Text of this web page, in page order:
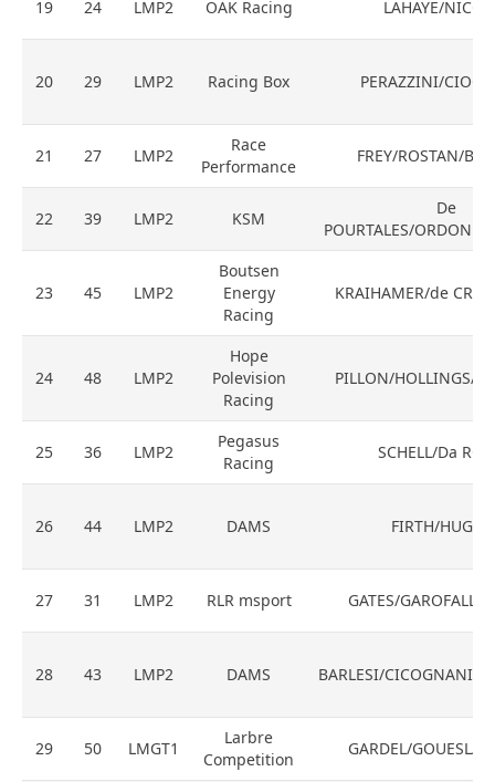
19 24 LMP2 OAK Racing LAHAYE/
20 29 LMP2 Racing Box PERAZZINI/
21 27 LMP2
Race
Performance
FREY/ROSTAN/
22 39 LMP2 KSM
De
POURTALES/
23 45 LMP2
Boutsen
Energy
Racing
KRAIHAMER/de
24 48 LMP2
Hope
Polevision
Racing
PILLON/HOLLINGS/
25 36 LMP2
Pegasus
Racing
SCHELL/Da
26 44 LMP2 DAMS FIRTH/
27 31 LMP2 RLR msport GATES/GAROFALL/
28 43 LMP2 DAMS BARLESI/CICOGNANI/
29 50 LMGT1
Larbre
Competition
GARDEL/